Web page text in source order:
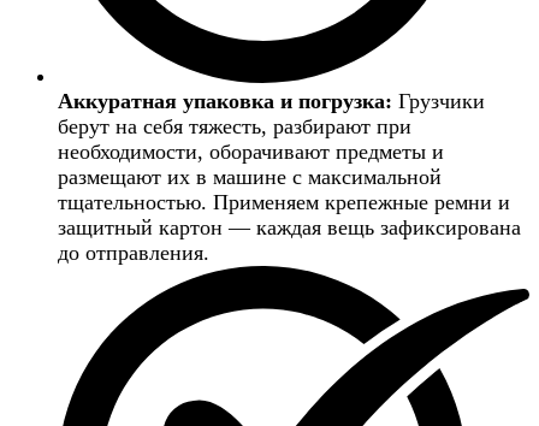
Аккуратная упаковка и погрузка: Грузчики
берут на себя тяжесть, разбирают при
необходимости, оборачивают предметы и
размещают их в машине с максимальной
тщательностью. Применяем крепежные ремни и
защитный картон — каждая вещь зафиксирована
до отправления.